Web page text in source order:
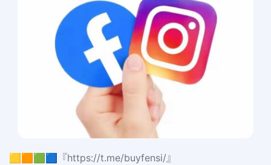
🟨🟧🟩🟦『https://t.me/buyfensi/』